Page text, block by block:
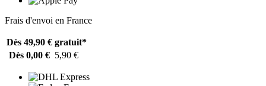
Frais d'envoi en France
Dès 49,90 € gratuit*
Dès 0,00 € 5,90 €